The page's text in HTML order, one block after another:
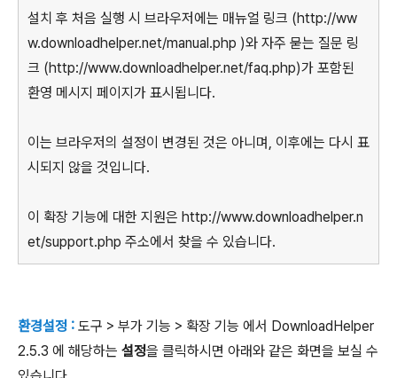
설치 후 처음 실행 시 브라우저에는 매뉴얼 링크 (http://ww
w.downloadhelper.net/manual.php )와 자주 묻는 질문 링
크 (http://www.downloadhelper.net/faq.php)가 포함된
환영 메시지 페이지가 표시됩니다.
이는 브라우저의 설정이 변경된 것은 아니며, 이후에는 다시 표
시되지 않을 것입니다.
이 확장 기능에 대한 지원은 http://www.downloadhelper.n
et/support.php 주소에서 찾을 수 있습니다.
환경설정 : 도구 > 부가 기능 > 확장 기능 에서 DownloadHelper
2.5.3 에 해당하는 설정을 클릭하시면 아래와 같은 화면을 보실 수